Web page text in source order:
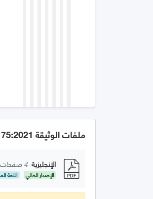
ملفات الوثيقة GSO ASTM E1175:2021
الإنجليزية 4 صفحات
الإصدار الحالي اللغة